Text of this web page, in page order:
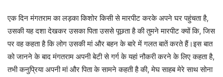
एक दिन मंगतराम का लड़का किशोर किसी से मारपीट करके अपने घर पहुंचता है,
उसकी यह दशा देखकर उसका पिता उससे पूछता है की तुमने मारपीट क्यों कि, जिस
पर वह कहता है कि लोग उसकी मां और बहन के बारे में गलत बातें करते हैं।इस बात
को जानने के बाद मंगतराम अपनी बेटी से गर्ग के यहां नौकरी करने के लिए कहता है,
तभी कनुप्रिया अपनी मां और पिता के सामने कहती है की, मेघ साहब मेरे साथ सोना